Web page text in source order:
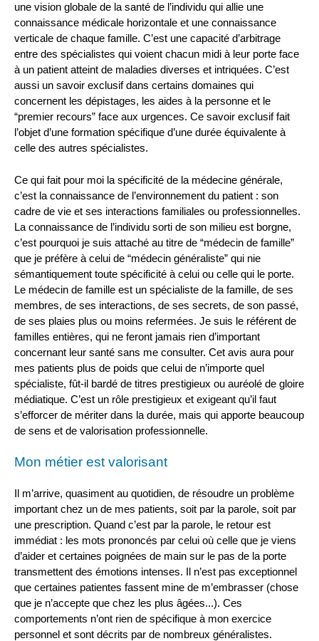
une vision globale de la santé de l’individu qui allie une
connaissance médicale horizontale et une connaissance
verticale de chaque famille. C’est une capacité d’arbitrage
entre des spécialistes qui voient chacun midi à leur porte face
à un patient atteint de maladies diverses et intriquées. C’est
aussi un savoir exclusif dans certains domaines qui
concernent les dépistages, les aides à la personne et le
“premier recours” face aux urgences. Ce savoir exclusif fait
l’objet d’une formation spécifique d’une durée équivalente à
celle des autres spécialistes.
Ce qui fait pour moi la spécificité de la médecine générale,
c’est la connaissance de l’environnement du patient : son
cadre de vie et ses interactions familiales ou professionnelles.
La connaissance de l’individu sorti de son milieu est borgne,
c’est pourquoi je suis attaché au titre de “médecin de famille”
que je préfère à celui de “médecin généraliste” qui nie
sémantiquement toute spécificité à celui ou celle qui le porte.
Le médecin de famille est un spécialiste de la famille, de ses
membres, de ses interactions, de ses secrets, de son passé,
de ses plaies plus ou moins refermées. Je suis le référent de
familles entières, qui ne feront jamais rien d’important
concernant leur santé sans me consulter. Cet avis aura pour
mes patients plus de poids que celui de n’importe quel
spécialiste, fût-il bardé de titres prestigieux ou auréolé de gloire
médiatique. C’est un rôle prestigieux et exigeant qu’il faut
s’efforcer de mériter dans la durée, mais qui apporte beaucoup
de sens et de valorisation professionnelle.
Mon métier est valorisant
Il m’arrive, quasiment au quotidien, de résoudre un problème
important chez un de mes patients, soit par la parole, soit par
une prescription. Quand c’est par la parole, le retour est
immédiat : les mots prononcés par celui où celle que je viens
d’aider et certaines poignées de main sur le pas de la porte
transmettent des émotions intenses. Il n’est pas exceptionnel
que certaines patientes fassent mine de m’embrasser (chose
que je n’accepte que chez les plus âgées...). Ces
comportements n’ont rien de spécifique à mon exercice
personnel et sont décrits par de nombreux généralistes.